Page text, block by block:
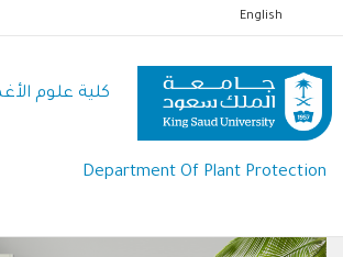
إلى
المحتوى
الرئيسي
English
كلية علوم
Department Of Plant Protection